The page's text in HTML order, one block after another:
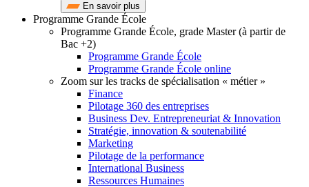
En savoir plus
Programme Grande École
Programme Grande École, grade Master (à partir de
Bac +2)
Programme Grande École
Programme Grande École online
Zoom sur les tracks de spécialisation « métier »
Finance
Pilotage 360 des entreprises
Business Dev. Entrepreneuriat & Innovation
Stratégie, innovation & soutenabilité
Marketing
Pilotage de la performance
International Business
Ressources Humaines